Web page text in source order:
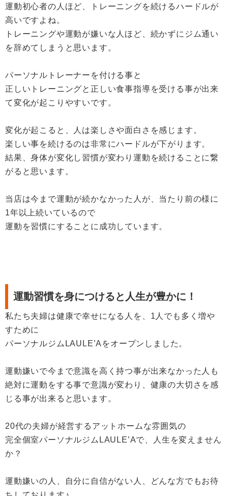
運動初心者の人ほど、トレーニングを続けるハードルが
高いですよね。
トレーニングや運動が嫌いな人ほど、続かずにジム通い
を辞めてしまうと思います。
パーソナルトレーナーを付ける事と
正しいトレーニングと正しい食事指導を受ける事が出来
て変化が起こりやすいです。
変化が起こると、人は楽しさや面白さを感じます。
楽しい事を続けるのは非常にハードルが下がります。
結果、身体が変化し習慣が変わり運動を続けることに繋
がると思います。
当店は今まで運動が続かなかった人が、当たり前の様に
1年以上続いているので
運動を習慣にすることに成功しています。
運動習慣を身につけると人生が豊かに！
私たち夫婦は健康で幸せになる人を、1人でも多く増や
すために
パーソナルジムLAULE’Aをオープンしました。
運動嫌いで今まで意識を高く持つ事が出来なかった人も
絶対に運動をする事で意識が変わり、健康の大切さを感
じる事が出来ると思います。
20代の夫婦が経営するアットホームな雰囲気の
完全個室パーソナルジムLAULE’Aで、人生を変えません
か？
運動嫌いの人、自分に自信がない人、どんな方でもお待